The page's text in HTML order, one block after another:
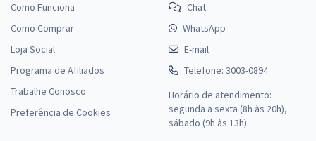
Como Funciona
Como Comprar
Loja Social
Programa de Afiliados
Trabalhe Conosco
Preferência de Cookies
Chat
WhatsApp
E-mail
Telefone: 3003-0894
Horário de atendimento:
segunda a sexta (8h às 20h),
sábado (9h às 13h).